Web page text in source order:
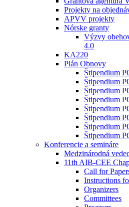
Projekty na
APVV projekty
Nórske granty
Výzvy
4.0
KA220
Plán Obnovy
Štipendium
Štipendium
Štipendium
Štipendium
Štipendium
Štipendium
Štipendium
Štipendium
Konferencie a semináre
Medzinárodná
11th AIB-CEE
Call for
Instructions
Organizers
Committees